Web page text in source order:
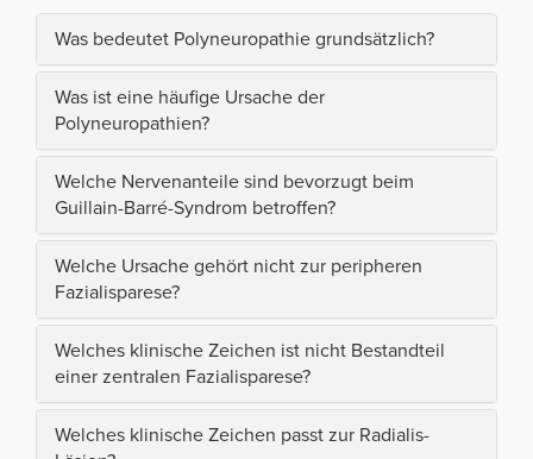
Was bedeutet Polyneuropathie grundsätzlich?
Was ist eine häufige Ursache der
Polyneuropathien?
Welche Nervenanteile sind bevorzugt beim
Guillain-Barré-Syndrom betroffen?
Welche Ursache gehört nicht zur peripheren
Fazialisparese?
Welches klinische Zeichen ist nicht Bestandteil
einer zentralen Fazialisparese?
Welches klinische Zeichen passt zur Radialis-